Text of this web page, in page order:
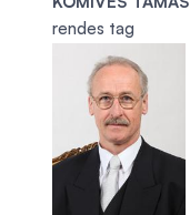
rendes tag